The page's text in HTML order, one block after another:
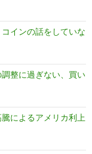
インの話をしていな
整に過ぎない、買い
によるアメリカ利上